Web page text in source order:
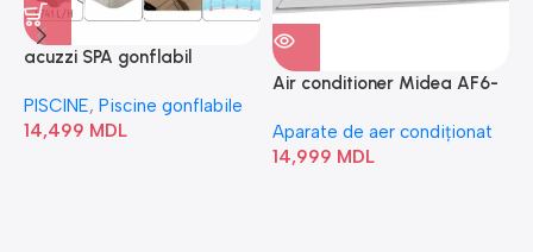
acuzzi SPA gonflabil
Bubble” 28446
PISCINE, Piscine gonflabile
14,499 MDL
Air conditioner Midea AF6-
Aparate de aer condiționat
14,999 MDL